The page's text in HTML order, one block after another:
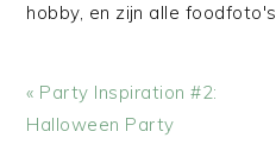
hobby, en zijn alle
Vorig
bericht:
« Party Inspiration #2:
Halloween Party